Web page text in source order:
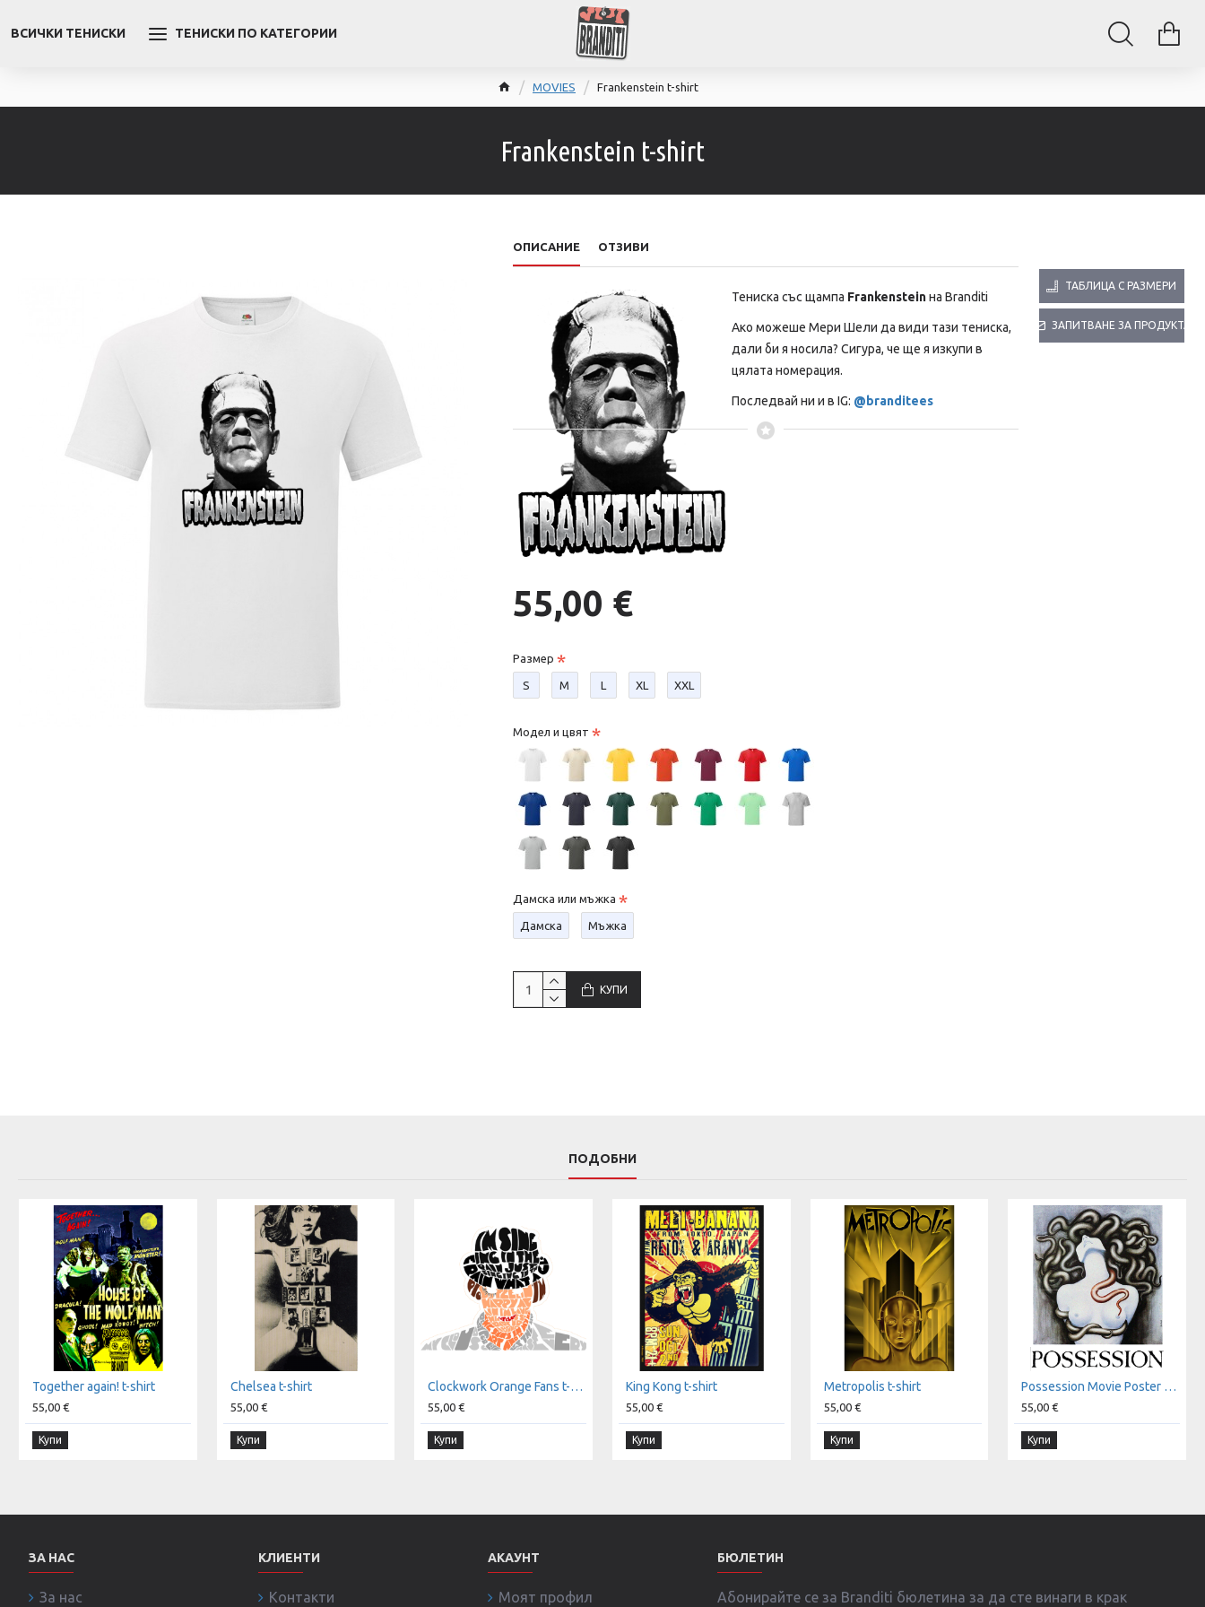
ВСИЧКИ ТЕНИСКИ ТЕНИСКИ ПО КАТЕГОРИИ
MOVIES Frankenstein t-shirt
Frankenstein t-shirt
ОПИСАНИЕ ОТЗИВИ
Тениска със щампа Frankensteinна Branditi
Ако можеше Мери Шели да види тази тениска,
дали би я носила? Сигура, че ще я изкупи в
цялата номерация.
Последвай ни и в IG: @branditees
ТАБЛИЦА С РАЗМЕРИ
ЗАПИТВАНЕ ЗА ПРОДУКТА
55,00 €
Размер
S М L XL XXL
Модел и цвят
Дамска или мъжка
Дамска Мъжка
КУПИ
ПОДОБНИ
Together again! t-shirt
55,00 €
Купи
Chelsea t-shirt
55,00 €
Купи
Clockwork Orange Fans t-shirt
55,00 €
Купи
King Kong t-shirt
55,00 €
Купи
Metropolis t-shirt
55,00 €
Купи
Possession Movie Poster t-shirt
55,00 €
Купи
ЗА НАС
За нас
КЛИЕНТИ
Контакти
АКАУНТ
Моят профил
БЮЛЕТИН
Абонирайте се за Branditi бюлетина за да сте винаги в крак